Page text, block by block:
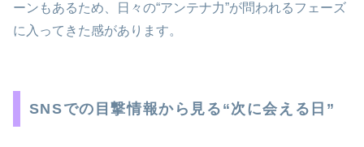
ーンもあるため、日々の“アンテナ力”が問われるフェーズ
に入ってきた感があります。
SNSでの目撃情報から見る“次に会える日”